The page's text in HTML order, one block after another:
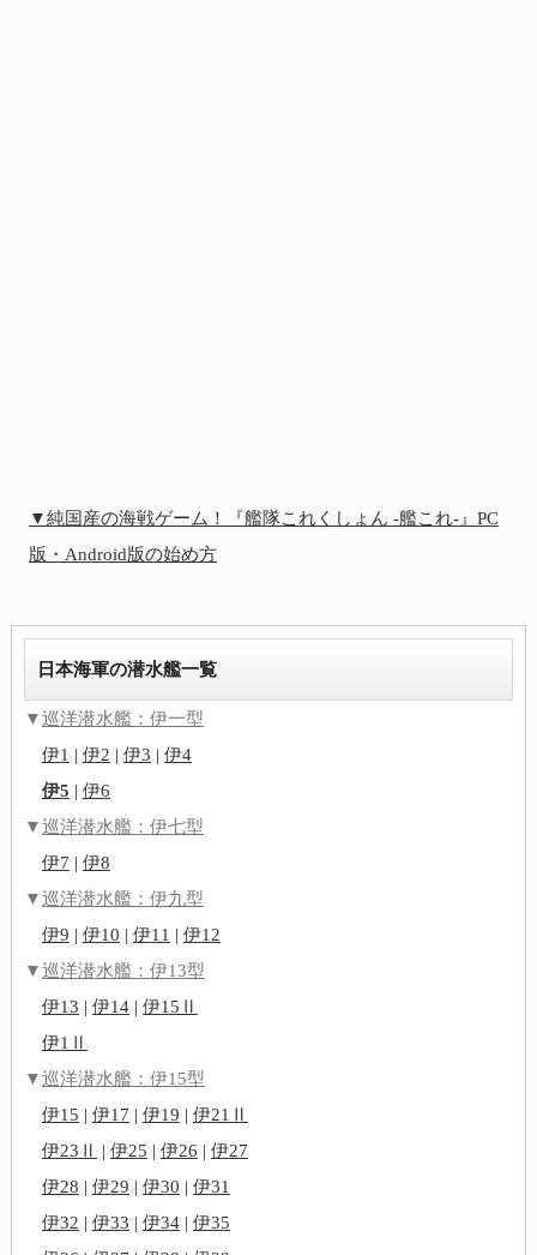
▼純国産の海戦ゲーム！『艦隊これくしょん -艦これ-』PC
版・Android版の始め方
日本海軍の潜水艦一覧
▼巡洋潜水艦：伊一型
伊1 | 伊2 | 伊3 | 伊4
伊5 | 伊6
▼巡洋潜水艦：伊七型
伊7 | 伊8
▼巡洋潜水艦：伊九型
伊9 | 伊10 | 伊11 | 伊12
▼巡洋潜水艦：伊13型
伊13 | 伊14| 伊15Ⅱ
伊1Ⅱ
▼巡洋潜水艦：伊15型
伊15 | 伊17 | 伊19 | 伊21Ⅱ
伊23Ⅱ
| 伊25 | 伊26 | 伊27
伊28 | 伊29 | 伊30 | 伊31
伊32 | 伊33 | 伊34| 伊35